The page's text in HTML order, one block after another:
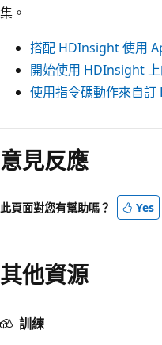
集。
搭配 HDInsight 使用
開始使用 HDInsight
使用指令碼動作來自
意見反應
此頁面對您有幫助嗎？ Yes
其他資源
訓練